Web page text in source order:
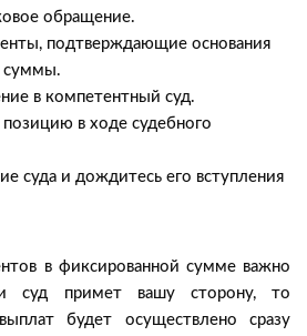
обращение.
подтверждающие основания
суммы.
в компетентный суд.
в ходе судебного
суда и дождитесь его вступления
в фиксированной сумме важно
суд примет вашу сторону, то
будет осуществлено сразу